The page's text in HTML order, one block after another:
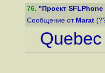
76. "Проект
Сообщение от Marat
Quebec